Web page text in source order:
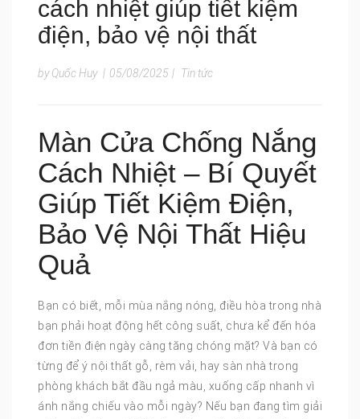
cách nhiệt giúp tiết kiệm
điện, bảo vệ nội thất
by Quốc Huy | 05/08/2025 | Tin tức
Màn Cửa Chống Nắng
Cách Nhiệt – Bí Quyết
Giúp Tiết Kiệm Điện,
Bảo Vệ Nội Thất Hiệu
Quả
Bạn có biết, mỗi mùa nắng nóng, điều hòa trong nhà
bạn phải hoạt động hết công suất, chưa kể đến hóa
đơn tiền điện ngày càng tăng chóng mặt? Và bạn có
từng để ý nội thất gỗ, rèm vải, hay sàn nhà trong
phòng khách bắt đầu ngả màu, xuống cấp nhanh vì
ánh nắng chiếu vào mỗi ngày? Nếu bạn đang tìm giải